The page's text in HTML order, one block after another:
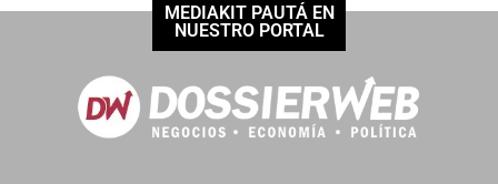
MEDIAKIT PAUTÁ EN
NUESTRO PORTAL